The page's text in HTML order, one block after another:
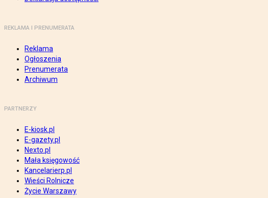
REKLAMA I PRENUMERATA
Reklama
Ogłoszenia
Prenumerata
Archiwum
PARTNERZY
E-kiosk.pl
E-gazety.pl
Nexto.pl
Mała księgowość
Kancelarierp.pl
Wieści Rolnicze
Życie Warszawy